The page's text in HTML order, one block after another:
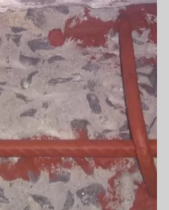
DE VIGAS